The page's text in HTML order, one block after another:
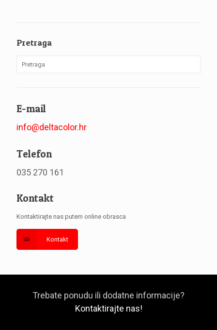
Pretraga
E-mail
info@deltacolor.hr
Telefon
035 270 161
Kontakt
Kontaktirajte nas putem online obrasca
Kontakt
Trebate ponudu ili dodatne informacije?
Kontaktirajte nas!